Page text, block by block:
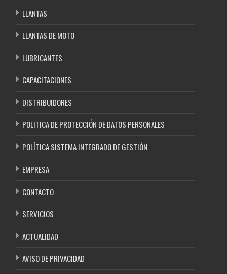
LLANTAS
LLANTAS DE MOTO
LUBRICANTES
CAPACITACIONES
DISTRIBUIDORES
POLITICA DE PROTECCIÓN DE DATOS PERSONALES
POLÍTICA SISTEMA INTEGRADO DE GESTIÓN
EMPRESA
CONTACTO
SERVICIOS
ACTUALIDAD
AVISO DE PRIVACIDAD